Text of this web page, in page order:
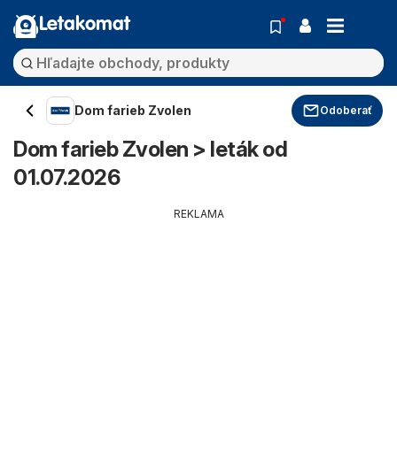
Letakomat
Dom farieb Zvolen Odoberať
Dom farieb Zvolen > leták od
01.07.2026
REKLAMA